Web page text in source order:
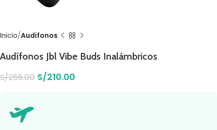
Inicio Audifonos
Audífonos Jbl Vibe Buds Inalámbricos
S/256.00 S/210.00